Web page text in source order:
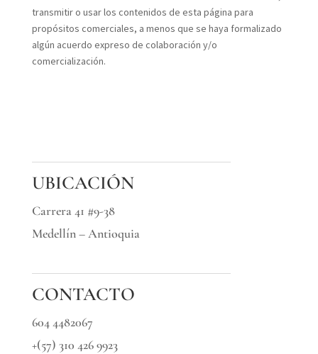
transmitir o usar los contenidos de esta página para
propósitos comerciales, a menos que se haya formalizado
algún acuerdo expreso de colaboración y/o
comercialización.
UBICACIÓN
Carrera 41 #9-38
Medellín – Antioquia
CONTACTO
604 4482067
+(57) 310 426 9923